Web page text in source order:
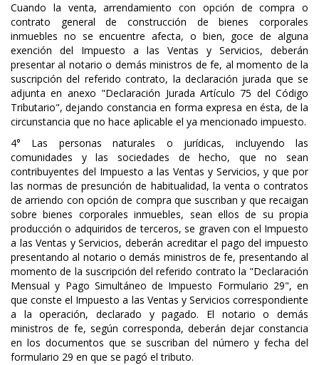
Cuando la venta, arrendamiento con opción de compra o
contrato general de construcción de bienes corporales
inmuebles no se encuentre afecta, o bien, goce de alguna
exención del Impuesto a las Ventas y Servicios, deberán
presentar al notario o demás ministros de fe, al momento de la
suscripción del referido contrato, la declaración jurada que se
adjunta en anexo "Declaración Jurada Artículo 75 del Código
Tributario", dejando constancia en forma expresa en ésta, de la
circunstancia que no hace aplicable el ya mencionado impuesto.
4° Las personas naturales o jurídicas, incluyendo las
comunidades y las sociedades de hecho, que no sean
contribuyentes del Impuesto a las Ventas y Servicios, y que por
las normas de presunción de habitualidad, la venta o contratos
de arriendo con opción de compra que suscriban y que recaigan
sobre bienes corporales inmuebles, sean ellos de su propia
producción o adquiridos de terceros, se graven con el Impuesto
a las Ventas y Servicios, deberán acreditar el pago del impuesto
presentando al notario o demás ministros de fe, presentando al
momento de la suscripción del referido contrato la "Declaración
Mensual y Pago Simultáneo de Impuesto Formulario 29", en
que conste el Impuesto a las Ventas y Servicios correspondiente
a la operación, declarado y pagado. El notario o demás
ministros de fe, según corresponda, deberán dejar constancia
en los documentos que se suscriban del número y fecha del
formulario 29 en que se pagó el tributo.